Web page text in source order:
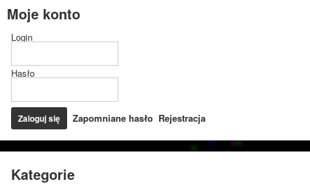
Moje konto
Login
Hasło
Zapomniane hasło Rejestracja
Kategorie